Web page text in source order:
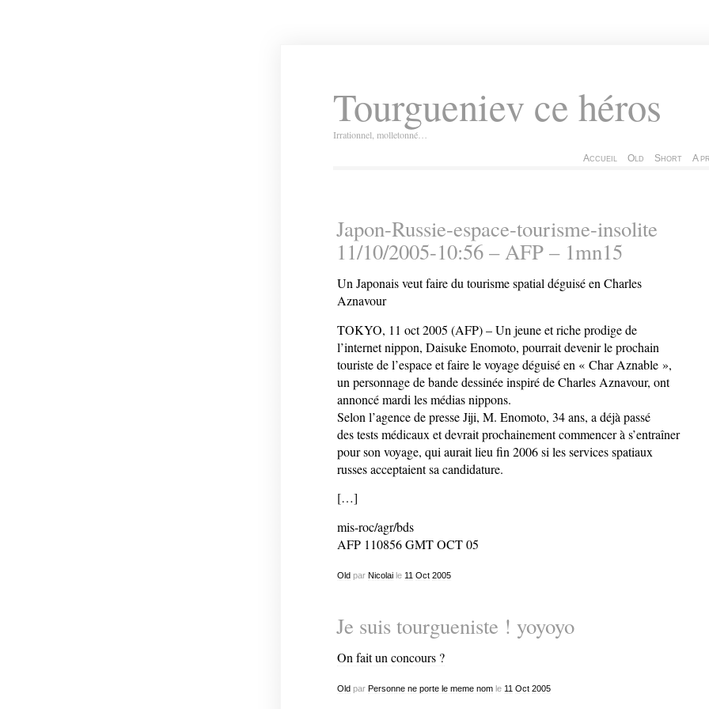
Tourgueniev ce héros
Irrationnel, molletonné…
Accueil Old Short A
Japon-Russie-espace-tourisme-insolite
11/10/2005-10:56 – AFP – 1mn15
Un Japonais veut faire du tourisme spatial déguisé en Charles
Aznavour
TOKYO, 11 oct 2005 (AFP) – Un jeune et riche prodige de
l’internet nippon, Daisuke Enomoto, pourrait devenir le prochain
touriste de l’espace et faire le voyage déguisé en « Char Aznable »,
un personnage de bande dessinée inspiré de Charles Aznavour, ont
annoncé mardi les médias nippons.
Selon l’agence de presse Jiji, M. Enomoto, 34 ans, a déjà passé
des tests médicaux et devrait prochainement commencer à s’entraîner
pour son voyage, qui aurait lieu fin 2006 si les services spatiaux
russes acceptaient sa candidature.
[…]
mis-roc/agr/bds
AFP 110856 GMT OCT 05
Oldpar Nicolaile 11 Oct 2005
Je suis tourgueniste ! yoyoyo
On fait un concours ?
Oldpar Personne ne porte le meme nomle 11 Oct 2005